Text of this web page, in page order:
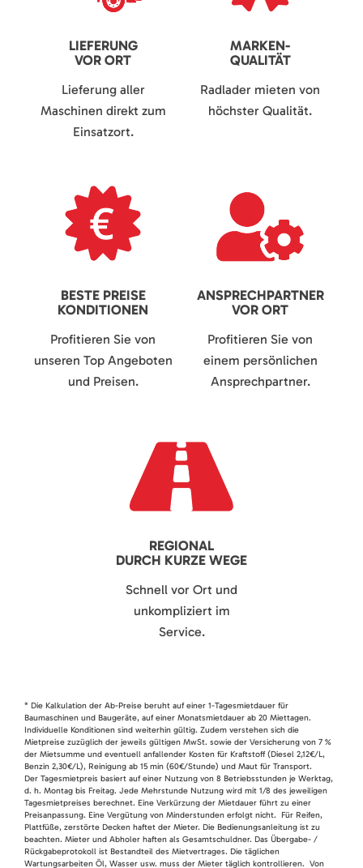
LIEFERUNG
VOR ORT
Lieferung aller
Maschinen direkt zum
Einsatzort.
MARKEN-
QUALITÄT
Radlader mieten von
höchster Qualität.
BESTE PREISE
KONDITIONEN
Profitieren Sie von
unseren Top Angeboten
und Preisen.
ANSPRECHPARTNER
VOR ORT
Profitieren Sie von
einem persönlichen
Ansprechpartner.
REGIONAL
DURCH KURZE WEGE
Schnell vor Ort und
unkompliziert im
Service.
* Die Kalkulation der Ab-Preise beruht auf einer 1-Tagesmietdauer für
Baumaschinen und Baugeräte, auf einer Monatsmietdauer ab 20 Miettagen.
Individuelle Konditionen sind weiterhin gültig. Zudem verstehen sich die
Mietpreise zuzüglich der jeweils gültigen MwSt. sowie der Versicherung von 7 %
der Mietsumme und eventuell anfallender Kosten für Kraftstoff (Diesel 2,12€/L,
Benzin 2,30€/L), Reinigung ab 15 min (60€/Stunde) und Maut für Transport.
Der Tagesmietpreis basiert auf einer Nutzung von 8 Betriebsstunden je Werktag,
d. h. Montag bis Freitag. Jede Mehrstunde Nutzung wird mit 1/8 des jeweiligen
Tagesmietpreises berechnet. Eine Verkürzung der Mietdauer führt zu einer
Preisanpassung. Eine Vergütung von Minderstunden erfolgt nicht. Für Reifen,
Plattfüße, zerstörte Decken haftet der Mieter. Die Bedienungsanleitung ist zu
beachten. Mieter und Abholer haften als Gesamtschuldner. Das Übergabe- /
Rückgabeprotokoll ist Bestandteil des Mietvertrages. Die täglichen
Wartungsarbeiten Öl, Wasser usw. muss der Mieter täglich kontrollieren. Von